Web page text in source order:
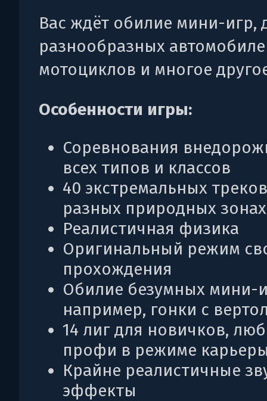
Вас ждёт обилие мини-игр,
разнообразных
мотоциклов и многое
Особенности игры:
Соревнования
всех типов и классов
40 экстремальных
разных природных зонах
Реалистичная физика
Оригинальный режим
прохождения
Обилие безумных мини-
например, гонки с
14 лиг для новичков,
профи в режиме
Крайне реалистичные
эффекты